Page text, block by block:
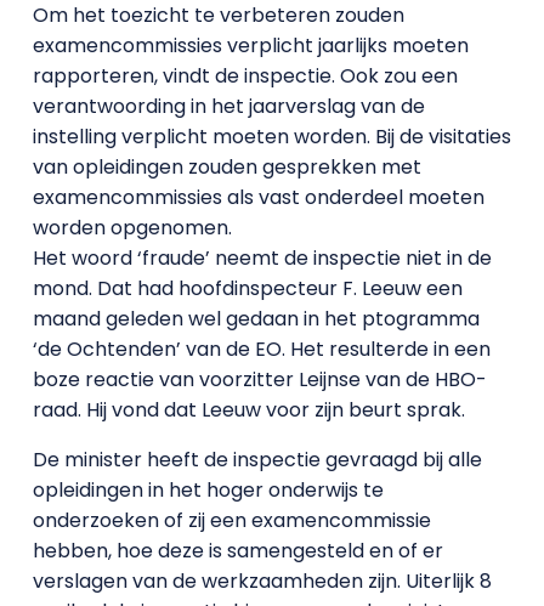
Om het toezicht te verbeteren zouden
examencommissies verplicht jaarlijks moeten
rapporteren, vindt de inspectie. Ook zou een
verantwoording in het jaarverslag van de
instelling verplicht moeten worden. Bij de visitaties
van opleidingen zouden gesprekken met
examencommissies als vast onderdeel moeten
worden opgenomen.
Het woord ‘fraude’ neemt de inspectie niet in de
mond. Dat had hoofdinspecteur F. Leeuw een
maand geleden wel gedaan in het ptogramma
‘de Ochtenden’ van de EO. Het resulterde in een
boze reactie van voorzitter Leijnse van de HBO-
raad. Hij vond dat Leeuw voor zijn beurt sprak.
De minister heeft de inspectie gevraagd bij alle
opleidingen in het hoger onderwijs te
onderzoeken of zij een examencommissie
hebben, hoe deze is samengesteld en of er
verslagen van de werkzaamheden zijn. Uiterlijk 8